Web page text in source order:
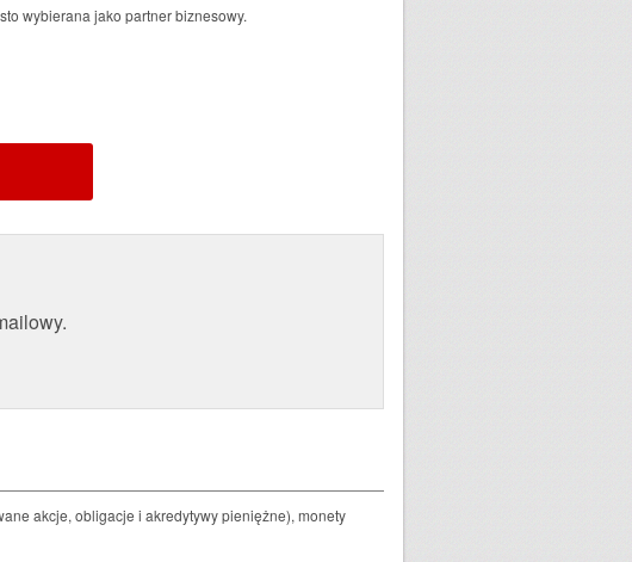
wybierana jako partner biznesowy.
akcje, obligacje i akredytywy pieniężne), monety